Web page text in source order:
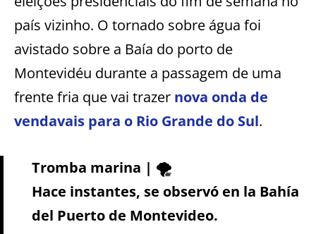
país vizinho. O tornado sobre água foi
avistado sobre a Baía do porto de
Montevidéu durante a passagem de uma
frente fria que vai trazer nova onda de
vendavais para o Rio Grande do Sul.
Tromba marina | 🌪️
Hace instantes, se observó en la Bahía
del Puerto de Montevideo.